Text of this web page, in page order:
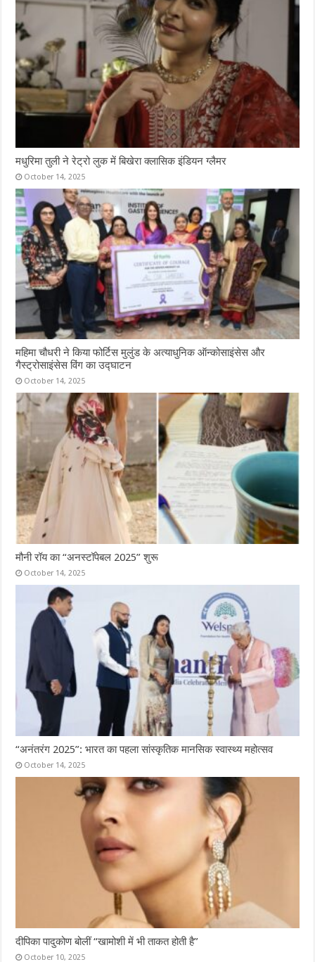
मधुरिमा तुली ने रेट्रो लुक में बिखेरा क्लासिक इंडियन ग्लैमर
October 14, 2025
महिमा चौधरी ने किया फोर्टिस मुलुंड के अत्याधुनिक ऑन्कोसाइंसेस और
गैस्ट्रोसाइंसेस विंग का उद्घाटन
October 14, 2025
मौनी रॉय का “अनस्टॉपेबल 2025” शुरू
October 14, 2025
“अनंतरंग 2025”: भारत का पहला सांस्कृतिक मानसिक स्वास्थ्य महोत्सव
October 14, 2025
दीपिका पादुकोण बोलीं “खामोशी में भी ताकत होती है”
October 10, 2025